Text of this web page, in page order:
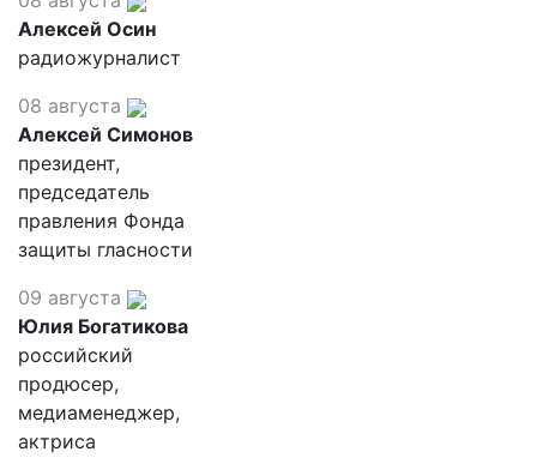
Алексей Осин
радиожурналист
08 августа
Алексей Симонов
президент,
председатель
правления Фонда
защиты гласности
09 августа
Юлия Богатикова
российский
продюсер,
медиаменеджер,
актриса